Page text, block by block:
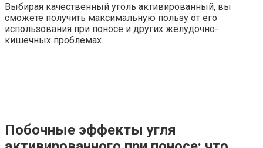
Выбирая качественный уголь активированный, вы
сможете получить максимальную пользу от его
использования при поносе и других желудочно-
кишечных проблемах.
Побочные эффекты угля